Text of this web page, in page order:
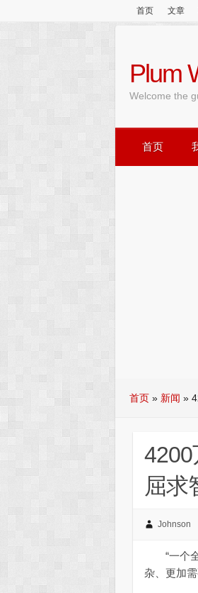
首页 文章
Plum
Welcome the
首页
首页 » 新闻 »
4200
屈求
Johnson
“一个全
杂、更加